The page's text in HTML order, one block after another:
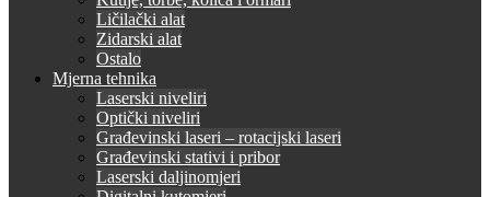
Ličilački alat
Zidarski alat
Ostalo
Mjerna tehnika
Laserski niveliri
Optički niveliri
Građevinski laseri – rotacijski laseri
Građevinski stativi i pribor
Laserski daljinomjeri